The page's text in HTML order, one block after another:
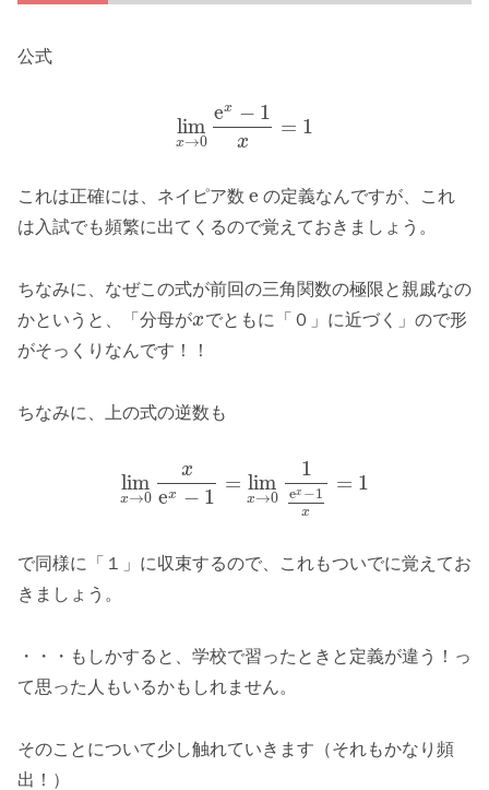
公式
lim
x→0
ex − 1
x
= 1
これは正確には、ネイピア数 e の定義なんですが、これ
は入試でも頻繁に出てくるので覚えておきましょう。
ちなみに、なぜこの式が前回の三角関数の極限と親戚なの
かというと、「分母がxでともに「０」に近づく」ので形
がそっくりなんです！！
ちなみに、上の式の逆数も
lim
x→0
x
ex − 1
= lim
x→0
1
ex −1
x
= 1
で同様に「１」に収束するので、これもついでに覚えてお
きましょう。
・・・もしかすると、学校で習ったときと定義が違う！っ
て思った人もいるかもしれません。
そのことについて少し触れていきます（それもかなり頻
出！）